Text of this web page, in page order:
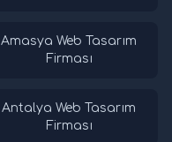
Amasya Web Tasarım
Firması
Antalya Web Tasarım
Firması